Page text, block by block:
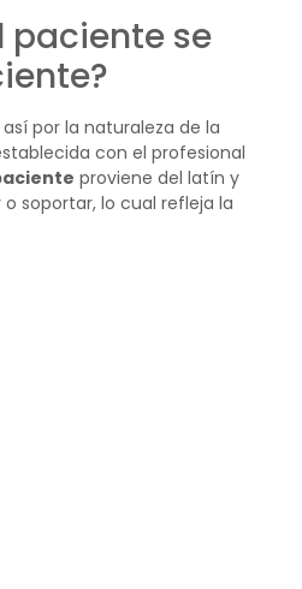
paciente se
por la naturaleza de la
con el profesional
proviene del latín y
soportar, lo cual refleja la